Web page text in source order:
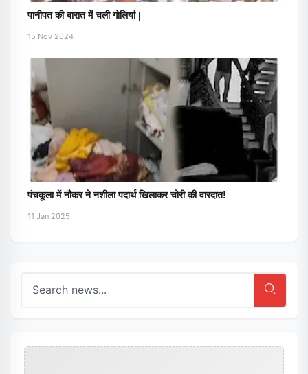
पानीपत की बारात में चली गोलियां |
15 Nov 2024
पंचकूला में नौकर ने नशीला पदार्थ खिलाकर चोरी की वारदात!
11 Jan 2025